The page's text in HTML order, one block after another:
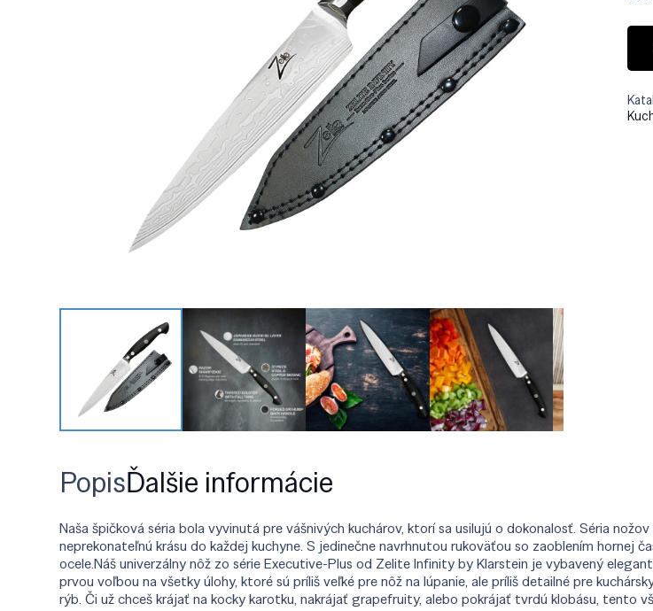
PopisĎalšie informácie
Naša špičková séria bola vyvinutá pre vášnivých kuchárov, ktorí sa usilujú o dokonalosť. Séria
neprekonateľnú krásu do každej kuchyne. S jedinečne navrhnutou rukoväťou so zaoblením
ocele.Náš univerzálny nôž zo série Executive-Plus od Zelite Infinity by Klarstein je vybavený
prvou voľbou na všetky úlohy, ktoré sú príliš veľké pre nôž na lúpanie, ale príliš detailné pre
rýb. Či už chceš krájať na kocky karotku, nakrájať grapefruity, alebo pokrájať tvrdú klobásu, tento